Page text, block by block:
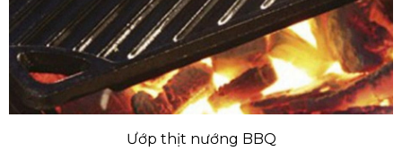
Ướp thịt nướng BBQ